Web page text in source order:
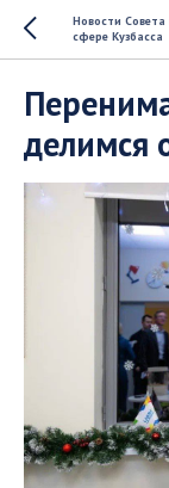
Новости
сфере Кузбасса
делимся